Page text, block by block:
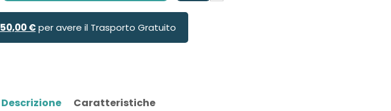
50,00 €per avere il Trasporto Gratuito
Descrizione Caratteristiche